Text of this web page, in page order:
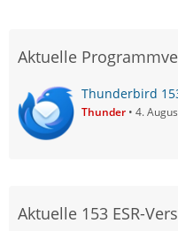
Aktuelle
Thunderbird
Thunder 4.
Aktuelle 153 ESR-